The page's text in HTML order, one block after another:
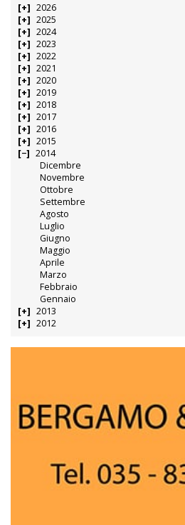
2026
2025
2024
2023
2022
2021
2020
2019
2018
2017
2016
2015
2014
Dicembre
Novembre
Ottobre
Settembre
Agosto
Luglio
Giugno
Maggio
Aprile
Marzo
Febbraio
Gennaio
2013
2012